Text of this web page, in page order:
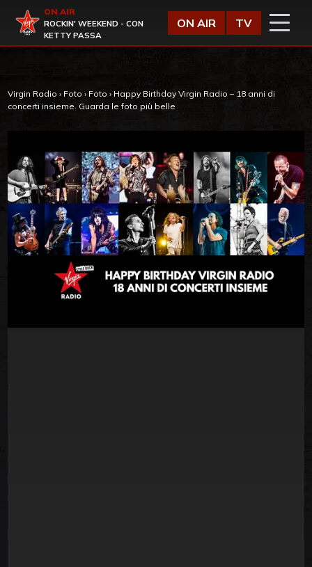
Virgin Radio
ON AIR
ROCKIN' WEEKEND - CON
KETTY PASSA
ON AIR TV
Virgin Radio › Foto › Foto › Happy Birthday Virgin Radio – 18 anni di
concerti insieme. Guarda le foto più belle